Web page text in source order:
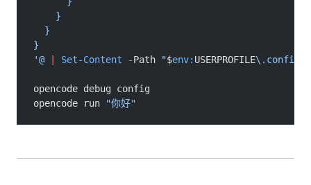
    }
  }
}
'@
Set-Content -Path "$env: USERPROFILE
opencode debug config
opencode run
"你好"